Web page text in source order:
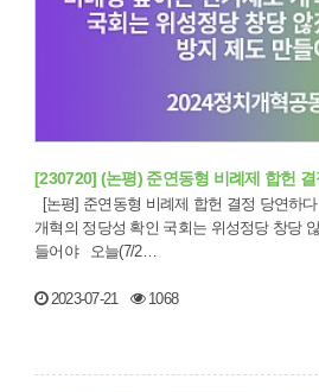
[230720] (논평) 준연동형 비례제 합헌
개혁의 정당성 확인 국회는 위성정당 창당
들어야 오늘(7/2…
2023-07-21 1068